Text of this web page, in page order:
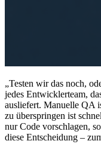
„Testen wir das noch,
jedes Entwicklerteam,
ausliefert. Manuelle QA
zu überspringen ist
nur Code vorschlagen,
diese Entscheidung –